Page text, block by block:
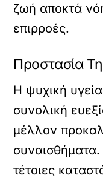
ζωή αποκτά
επιρροές.
Προστασία
Η ψυχική υγεία
συνολική
μέλλον
τέτοιες